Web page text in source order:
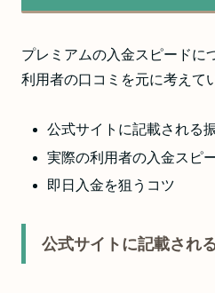
プレミアムの入金スピードに
利用者の口コミを元に考えて
公式サイトに記載される
実際の利用者の入金スピ
即日入金を狙うコツ
公式サイトに記載され